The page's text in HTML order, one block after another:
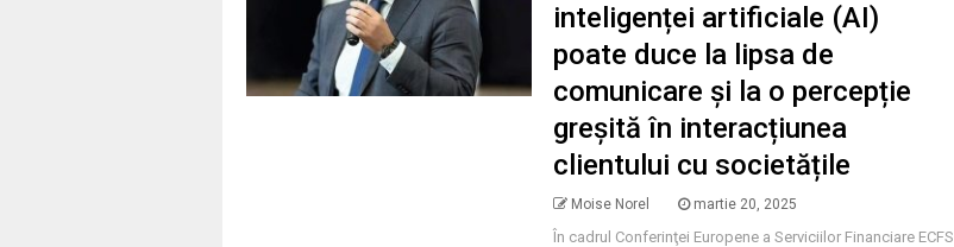
inteligenței artificiale (AI)
poate duce la lipsa de
comunicare și la o percepție
greșită în interacțiunea
clientului cu societățile
Moise Norel martie 20, 2025
În cadrul Conferinţei Europene a Serviciilor Financiare ECFS